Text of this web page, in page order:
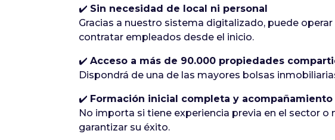
✔️ Sin necesidad de local ni personal
Gracias a nuestro sistema digitalizado, puede
contratar empleados desde el inicio.
✔️ Acceso a más de 90.000 propiedades
Dispondrá de una de las mayores bolsas
✔️ Formación inicial completa y
No importa si tiene experiencia previa en el sector
garantizar su éxito.